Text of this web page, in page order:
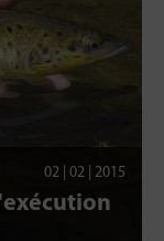
02 | 02 | 2015